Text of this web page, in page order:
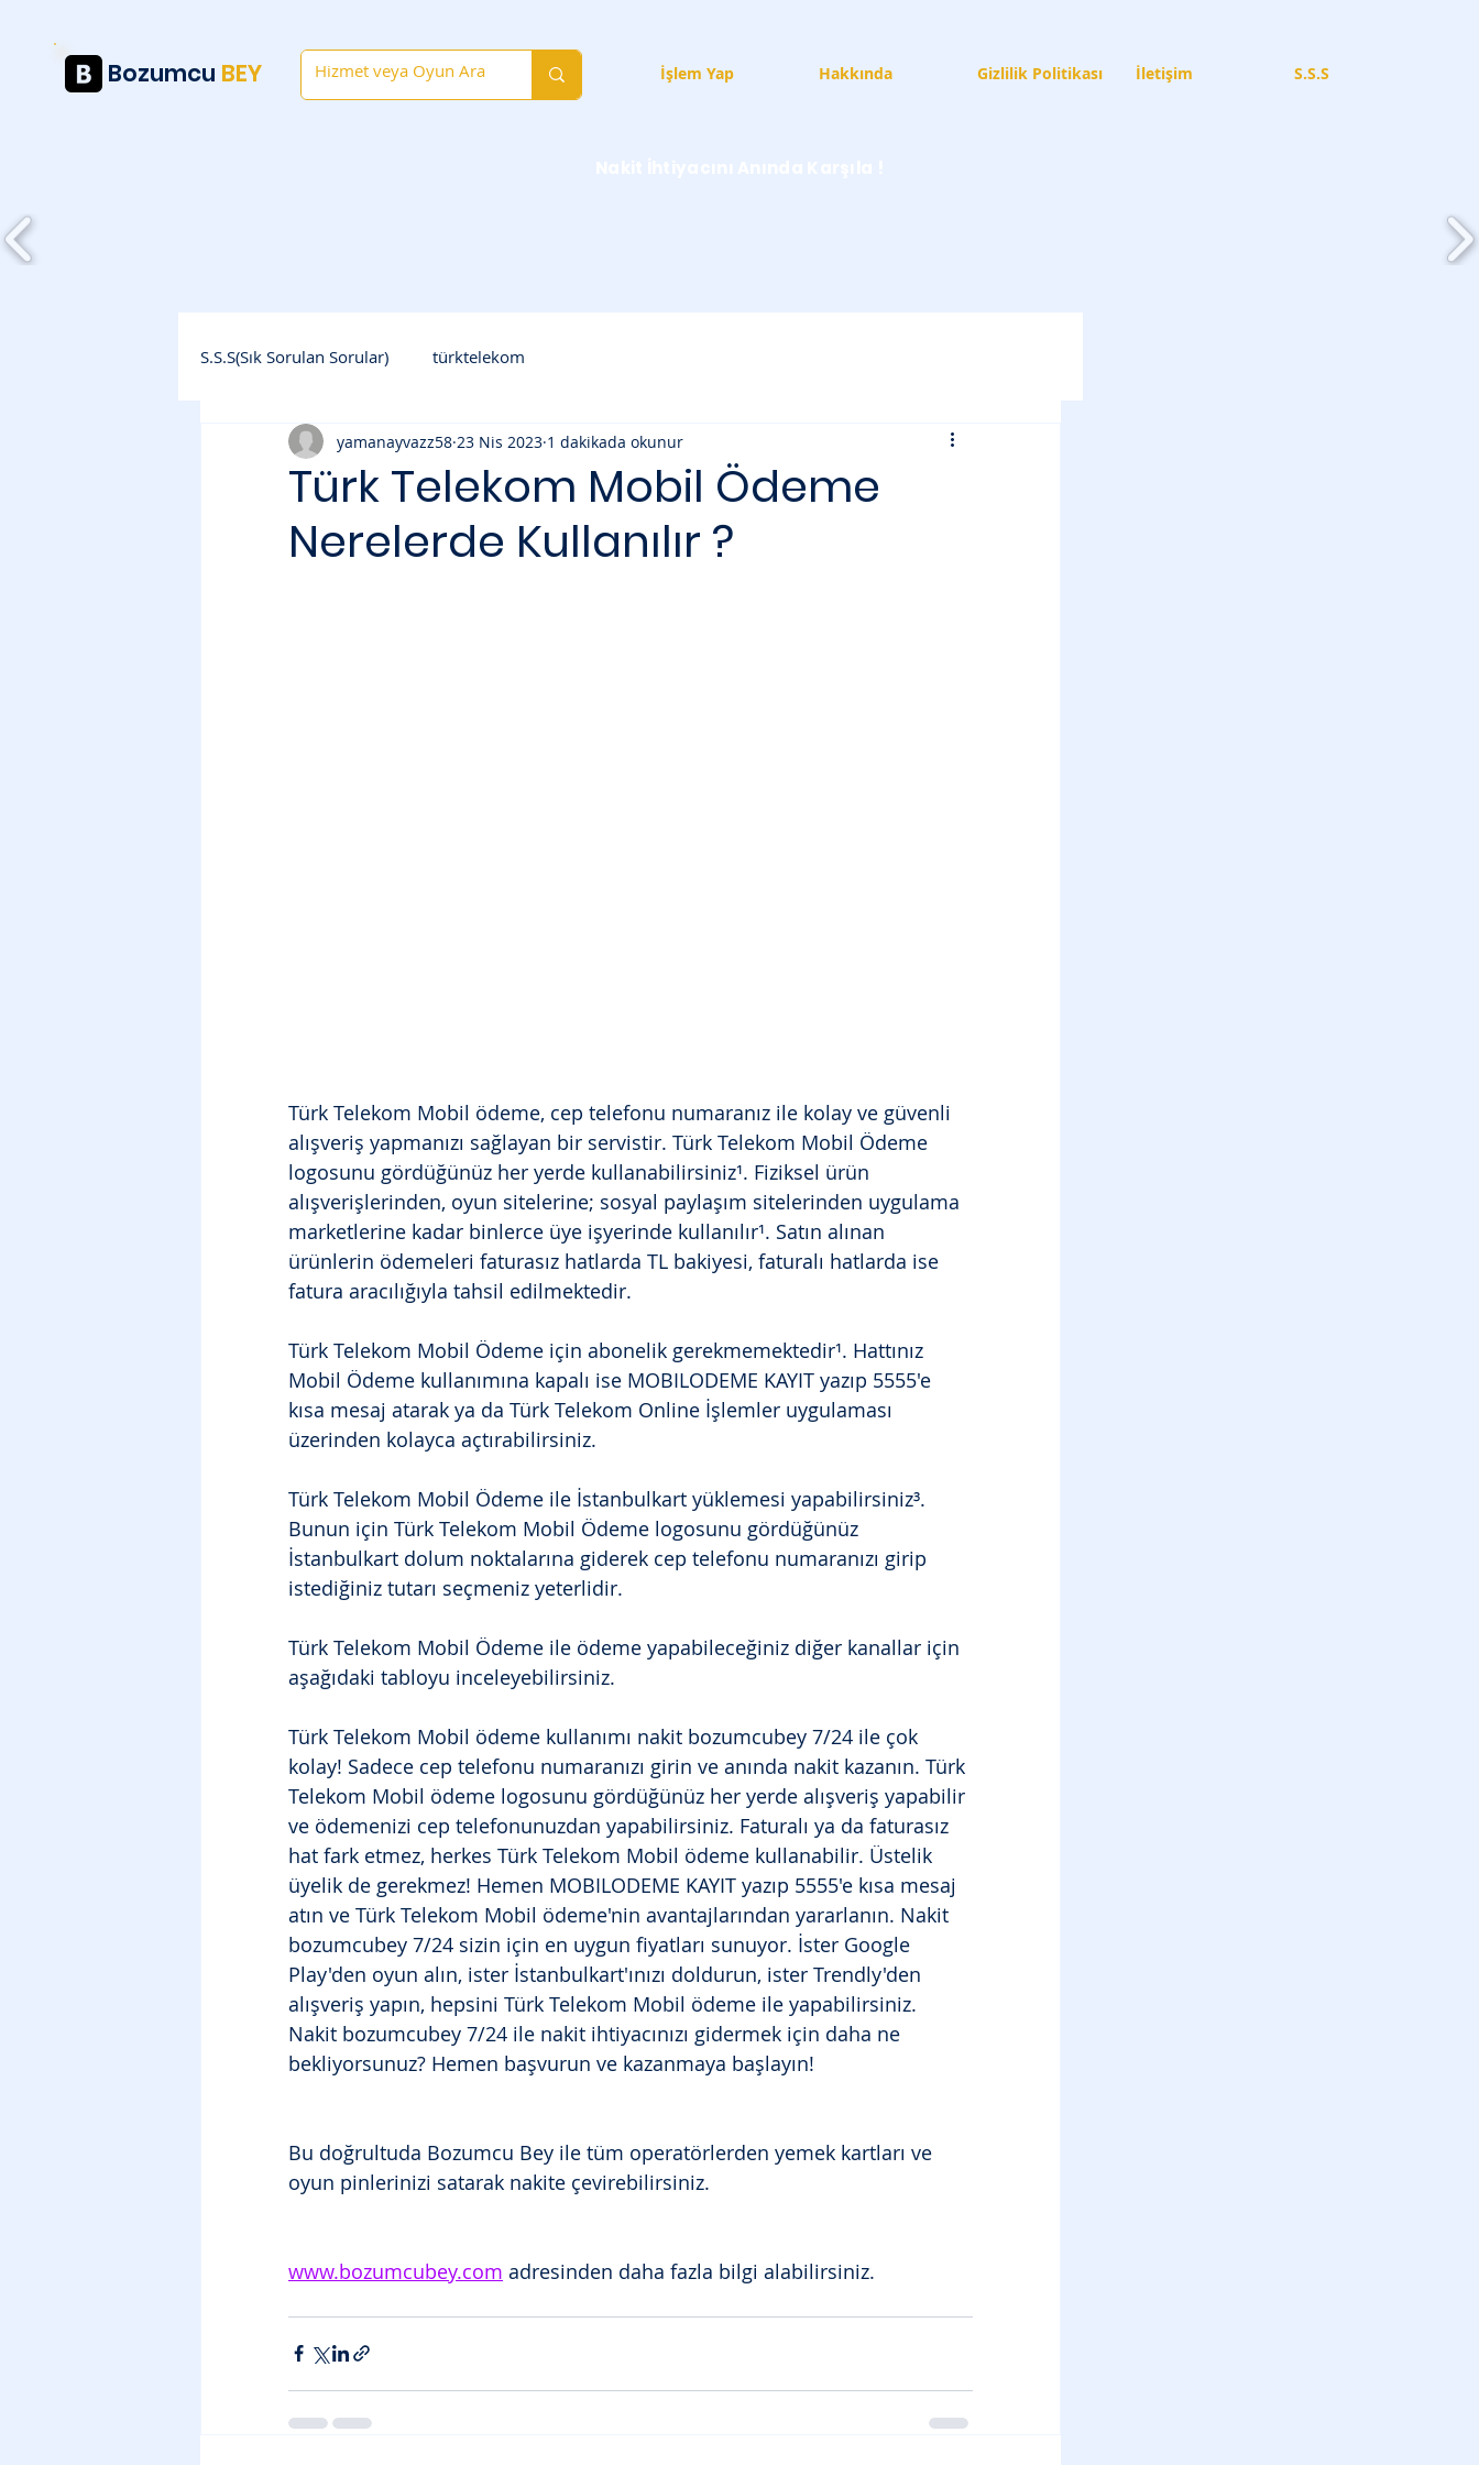
Bozumcu BEY Anasayfa Hizmetler İşlem Yap Hakkında Gizlilik Politikası İletişim S.S.S
S.S.S(Sık Sorulan Sorular) türktelekom
Türk Telekom Mobil Ödeme
Nerelerde Kullanılır ?
yamanayvazz58 23 Nis 2023 1 dakikada okunur
Türk Telekom Mobil ödeme, cep telefonu numaranız ile kolay ve güvenli
alışveriş yapmanızı sağlayan bir servistir. Türk Telekom Mobil Ödeme
logosunu gördüğünüz her yerde kullanabilirsiniz¹. Fiziksel ürün
alışverişlerinden, oyun sitelerine; sosyal paylaşım sitelerinden uygulama
marketlerine kadar binlerce üye işyerinde kullanılır¹. Satın alınan
ürünlerin ödemeleri faturasız hatlarda TL bakiyesi, faturalı hatlarda ise
fatura aracılığıyla tahsil edilmektedir.
Türk Telekom Mobil Ödeme için abonelik gerekmemektedir¹. Hattınız
Mobil Ödeme kullanımına kapalı ise MOBILODEME KAYIT yazıp 5555'e
kısa mesaj atarak ya da Türk Telekom Online İşlemler uygulaması
üzerinden kolayca açtırabilirsiniz.
Türk Telekom Mobil Ödeme ile İstanbulkart yüklemesi yapabilirsiniz³.
Bunun için Türk Telekom Mobil Ödeme logosunu gördüğünüz
İstanbulkart dolum noktalarına giderek cep telefonu numaranızı girip
istediğiniz tutarı seçmeniz yeterlidir.
Türk Telekom Mobil Ödeme ile ödeme yapabileceğiniz diğer kanallar için
aşağıdaki tabloyu inceleyebilirsiniz.
Türk Telekom Mobil ödeme kullanımı nakit bozumcubey 7/24 ile çok
kolay! Sadece cep telefonu numaranızı girin ve anında nakit kazanın. Türk
Telekom Mobil ödeme logosunu gördüğünüz her yerde alışveriş yapabilir
ve ödemenizi cep telefonunuzdan yapabilirsiniz. Faturalı ya da faturasız
hat fark etmez, herkes Türk Telekom Mobil ödeme kullanabilir. Üstelik
üyelik de gerekmez! Hemen MOBILODEME KAYIT yazıp 5555'e kısa mesaj
atın ve Türk Telekom Mobil ödeme'nin avantajlarından yararlanın. Nakit
bozumcubey 7/24 sizin için en uygun fiyatları sunuyor. İster Google
Play'den oyun alın, ister İstanbulkart'ınızı doldurun, ister Trendly'den
alışveriş yapın, hepsini Türk Telekom Mobil ödeme ile yapabilirsiniz.
Nakit bozumcubey 7/24 ile nakit ihtiyacınızı gidermek için daha ne
bekliyorsunuz? Hemen başvurun ve kazanmaya başlayın!
Bu doğrultuda Bozumcu Bey ile tüm operatörlerden yemek kartları ve
oyun pinlerinizi satarak nakite çevirebilirsiniz.
www.bozumcubey.com adresinden daha fazla bilgi alabilirsiniz.